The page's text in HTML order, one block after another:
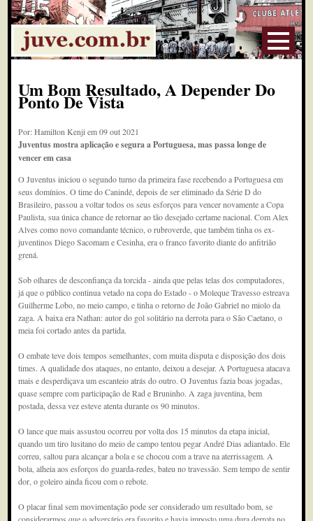
Um Bom Resultado, A Depender Do
Ponto De Vista
Por: Hamilton Kenji em 09 out 2021
Juventus mostra aplicação e segura a Portuguesa, mas passa longe de
vencer em casa
O Juventus iniciou o segundo turno da primeira fase recebendo a Portuguesa em
seus domínios. O time do Canindé, depois de ser eliminado da Série D do
Brasileiro, passou a voltar todos os seus esforços para vencer novamente a Copa
Paulista, sua única chance de retornar ao tão desejado certame nacional. Com Alex
Alves como novo comandante técnico, o rubroverde, que também tinha os ex-
juventinos Diego Sacomam e Cesinha, era o franco favorito diante do anfitrião
grená.
Sob olhares de desconfiança da torcida - ainda que pelas telas dos computadores,
já que o público continua vetado na copa do Estado - o Moleque Travesso estreava
Guilherme Lobo, no meio campo, e tinha o retorno de João Gabriel no miolo da
zaga. A baixa era Nathan: autor do gol solitário na derrota para o São Caetano, o
meia foi cortado antes da partida.
O embate teve dois tempos semelhantes, com muita disputa e disposição dos dois
times. A qualidade dos ataques, no entanto, deixou a desejar. A Portuguesa atacava
mais e desperdiçava um escanteio atrás do outro. O Juventus fazia boas jogadas,
quase sempre com participação de Rad e Bruninho. A zaga juventina, bem
postada, dessa vez esteve atenta durante os 90 minutos.
O lance que mais assustou ocorreu por volta dos 15 minutos da etapa inicial,
quando um tiro lusitano do meio de campo tentou pegar André Dias adiantado. Ele
correu, saltou para alcançar a bola e se chocou com a trave na aterrissagem. A
bola, alheia aos esforços do guarda-redes, bateu no travessão. Sem tempo de sentir
dor, o goleiro ainda ficou com o rebote.
O placar final sem movimentação pode ser considerado um resultado bom, se